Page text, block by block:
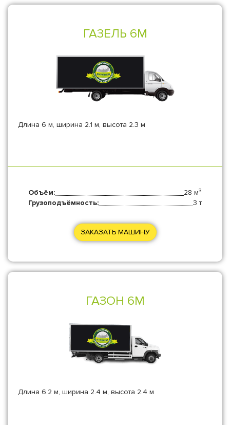
ГАЗЕЛЬ 6М
Длина 6 м, ширина 2.1 м, высота 2.3 м
Объём: 28 м3
Грузоподъёмность: 3 т
ЗАКАЗАТЬ МАШИНУ
ГАЗОН 6М
Длина 6.2 м, ширина 2.4 м, высота 2.4 м